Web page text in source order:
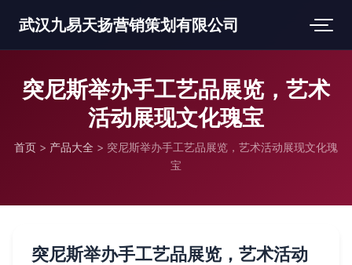
武汉九易天扬营销策划有限公司
突尼斯举办手工艺品展览，艺术
活动展现文化瑰宝
首页 > 产品大全 > 突尼斯举办手工艺品展览，艺术活动展现文化瑰
宝
突尼斯举办手工艺品展览，艺术活动